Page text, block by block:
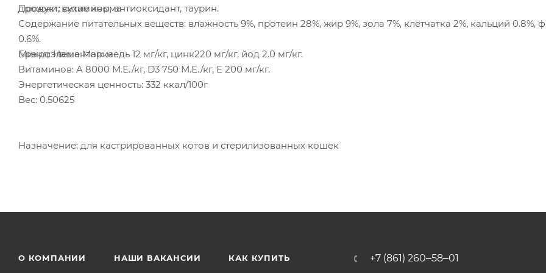
дрожжи, витамины, антиоксидант, таурин.
Содержание питательных веществ: влажность 9%, протеин 28%, жир 9%, зола 7%, клетчатка 2%, кальций 0.8%,
0.6%.
Микроэлементов: медь 12 мг/кг, цинк220 мг/кг, йод 2.0 мг/кг.
Витаминов: A 8000 М.Е./кг, D3 750 М.Е./кг, E 200 мг/кг.
Энергетическая ценность: 332 ккал/100г
Продукт: сухие корма
Бренд: Наша Марка
Вес: 0.50625
Назначение: для кастрированных котов и стерилизованных кошек
О КОМПАНИИ НАШИ ВАКАНСИИ КАК КУПИТЬ +7 (861) 260‒58‒01